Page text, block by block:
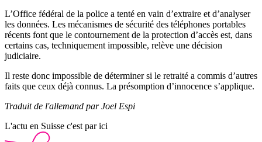
L’Office fédéral de la police a tenté en vain d’extraire et d’analyser
les données. Les mécanismes de sécurité des téléphones portables
récents font que le contournement de la protection d’accès est, dans
certains cas, techniquement impossible, relève une décision
judiciaire.
Il reste donc impossible de déterminer si le retraité a commis d’autres
faits que ceux déjà connus. La présomption d’innocence s’applique.
Traduit de l'allemand par Joel Espi
L'actu en Suisse c'est par ici